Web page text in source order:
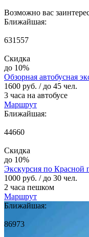
Возможно вас
Ближайшая:
631557
Скидка
до 10%
Обзорная автобусная
1600 руб. / до 45 чел.
3 часа на автобусе
Маршрут
Ближайшая:
44660
Скидка
до 10%
Экскурсия по Красной
1000 руб. / до 30 чел.
2 часа пешком
Маршрут
Ближайшая:
86973